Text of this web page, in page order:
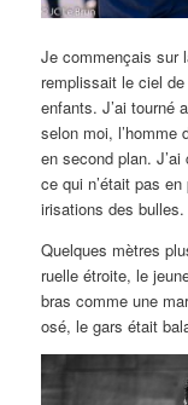
Je commençais sur
remplissait le ciel
enfants. J’ai tourné
selon moi,
en second plan.
ce qui n’était pas
irisations des bulles.
Quelques mètres
ruelle étroite, le
bras comme une
osé, le gars était